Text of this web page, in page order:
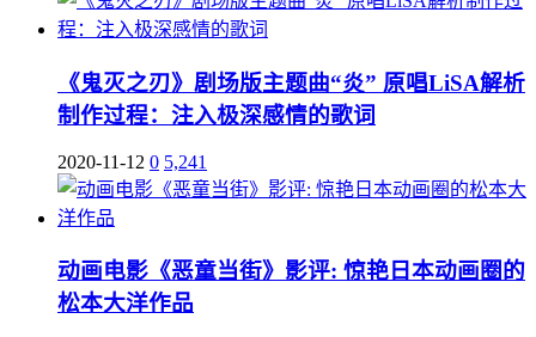
《鬼灭之刃》剧场版主题曲“炎” 原唱LiSA解析
制作过程：注入极深感情的歌词
2020-11-12 0 5,241
动画电影《恶童当街》影评: 惊艳日本动画圈的
松本大洋作品